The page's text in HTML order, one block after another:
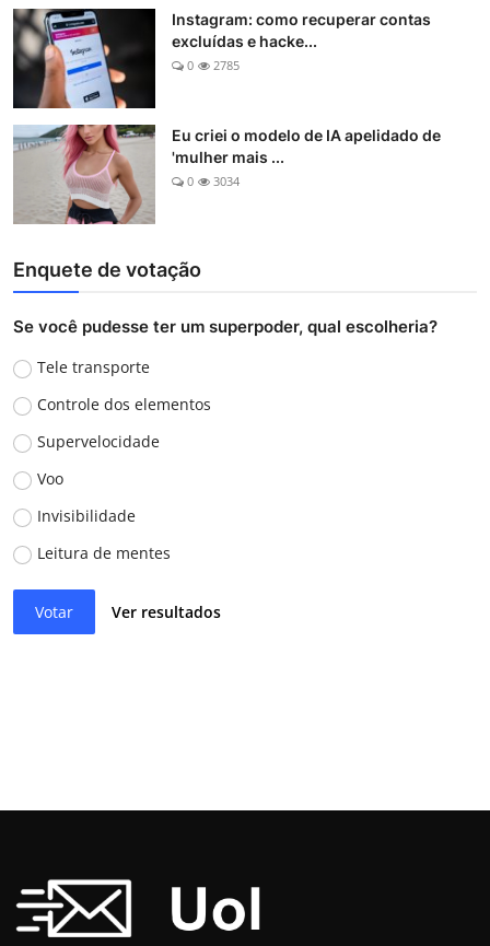
Instagram: como recuperar contas
excluídas e hacke...
0 2785
Eu criei o modelo de IA apelidado de
'mulher mais ...
0 3034
Enquete de votação
Se você pudesse ter um superpoder, qual escolheria?
Tele transporte
Controle dos elementos
Supervelocidade
Voo
Invisibilidade
Leitura de mentes
Votar Ver resultados